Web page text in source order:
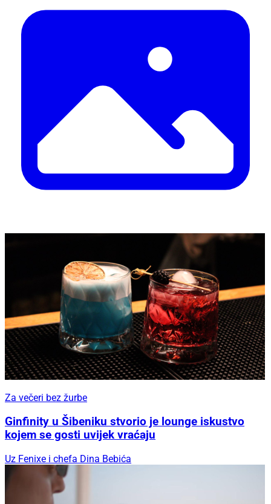
Za večeri bez žurbe
Ginfinity u Šibeniku stvorio je lounge iskustvo
kojem se gosti uvijek vraćaju
Uz Fenixe i chefa Dina Bebića